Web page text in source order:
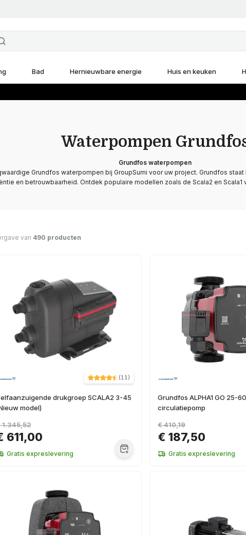
Bad Hernieuwbare energie Huis en keuken
Waterpompen
Grundfos waterpompen
Grundfos waterpompen bij GroupSumi voor uw project. Grundfos
en betrouwbaarheid. Ontdek populaire modellen zoals de Scala2 en
van 490 producten
(11)
drukgroep SCALA2 3-45
model)
611,00
1.345,52
Gratis expreslevering
Grundfos ALPHA1 GO 25-
circulatiepomp
€ 187,50
€ 410,19
Gratis expreslevering